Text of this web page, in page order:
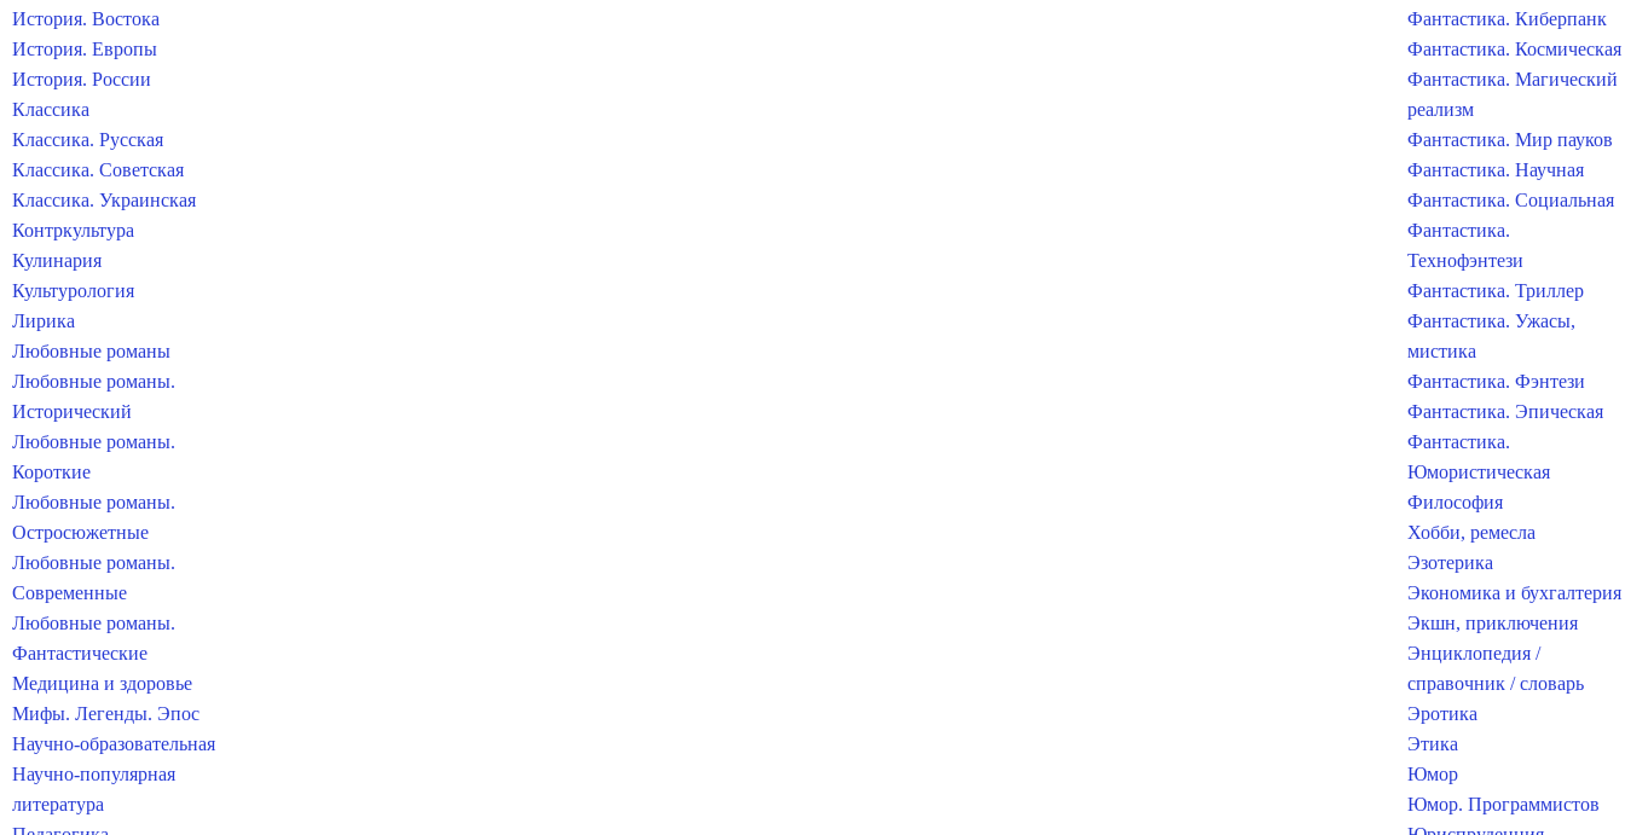
История. Востока
История. Европы
История. России
Классика
Классика. Русская
Классика. Советская
Классика. Украинская
Контркультура
Кулинария
Культурология
Лирика
Любовные романы
Любовные романы.
Исторический
Любовные романы.
Короткие
Любовные романы.
Остросюжетные
Любовные романы.
Современные
Любовные романы.
Фантастические
Медицина и здоровье
Мифы. Легенды. Эпос
Научно-образовательная
Научно-популярная
литература
Фантастика. Киберпанк
Фантастика. Космическая
Фантастика. Магический
реализм
Фантастика. Мир пауков
Фантастика. Научная
Фантастика. Социальная
Фантастика.
Технофэнтези
Фантастика. Триллер
Фантастика. Ужасы,
мистика
Фантастика. Фэнтези
Фантастика. Эпическая
Фантастика.
Юмористическая
Философия
Хобби, ремесла
Эзотерика
Экономика и бухгалтерия
Экшн, приключения
Энциклопедия /
справочник / словарь
Эротика
Этика
Юмор
Юмор. Программистов